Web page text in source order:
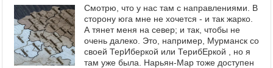
Фототоп
Видеотоп
Смотрю, что у нас там с направлениями. В
сторону юга мне не хочется - и так жарко.
А тянет меня на север; и так, чтобы не
очень далеко. Это, например, Мурманск со
своей ТерИберкой или ТерибЕркой , но я
там уже была. Нарьян-Мар тоже доступен